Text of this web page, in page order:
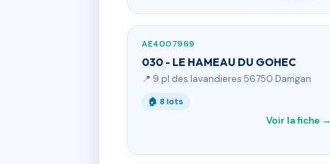
AE4007969
030 - LE HAMEAU DU GOHEC
📍 9 pl des lavandieres 56750 Damgan
🏠 8 lots
Voir la fiche →